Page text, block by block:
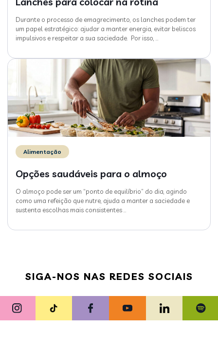
Durante o processo de emagrecimento, os lanches podem ter
um papel estratégico: ajudar a manter energia, evitar beliscos
impulsivos e respeitar a sua saciedade. Por isso,
Alimentação
Opções saudáveis para o almoço
O almoço pode ser um “ponto de equilíbrio” do dia, agindo
como uma refeição que nutre, ajuda a manter a saciedade e
sustenta escolhas mais consistentes
SIGA-NOS NAS REDES SOCIAIS